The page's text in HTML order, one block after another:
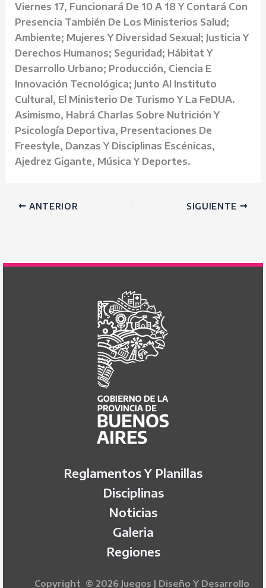
Viernes 17, Funcionará De 10 A 18 Y Contará Con
Presencia También De Los Ministerios Salud;
Ambiente; Mujeres Y Diversidad Sexual; Justicia Y
Derechos Humanos; Seguridad; Hábitat Y
Desarrollo Urbano; Producción, Ciencia E
Innovación Tecnológica; Junto Al Instituto
Cultural, El Ministerio De Turismo Y La FeDUA.
Asimismo, Habrá Charlas Sobre Nutrición Y
Psicología Deportiva, Presentaciones De
Freestyle, Danzas Y Disciplinas Escénicas,
Ajedrez Gigante, Música Y Deportes.
ANTERIOR SIGUIENTE
Reglamentos Y Planillas
Disciplinas
Noticias
Galeria
Regiones
Copyright © 2026 Juegos | Diseño Y Desarrollo